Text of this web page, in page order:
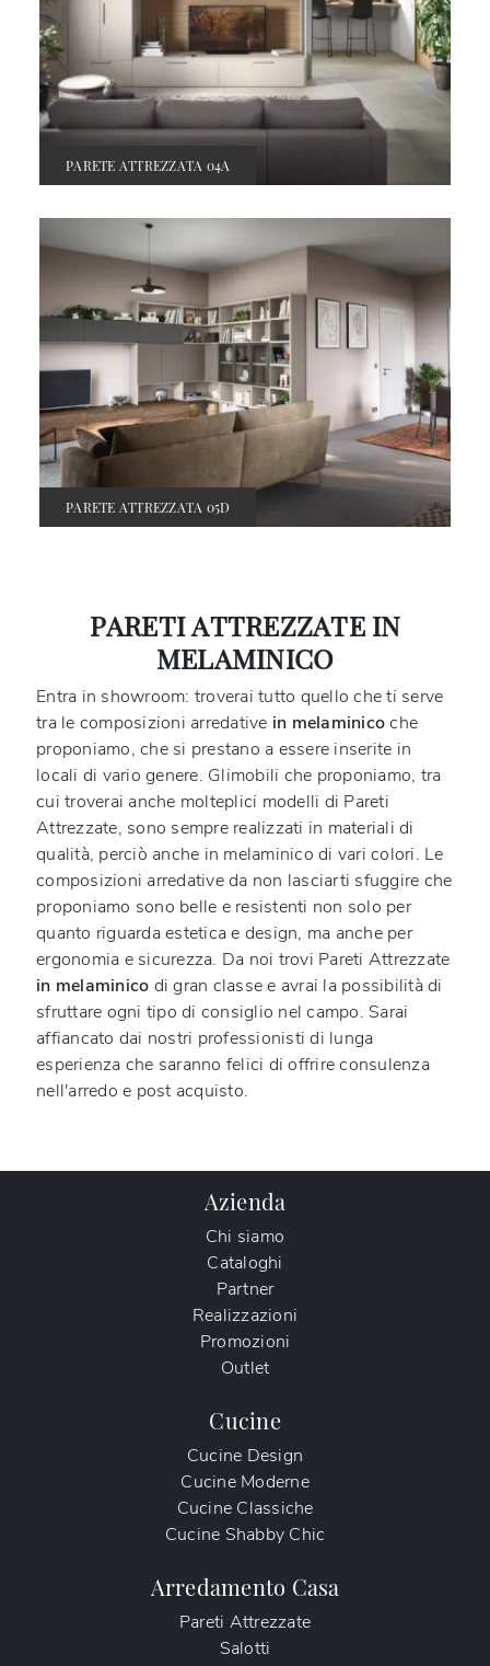
PARETE ATTREZZATA 04A
PARETE ATTREZZATA 05D
PARETI ATTREZZATE IN
MELAMINICO
Entra in showroom: troverai tutto quello che ti serve
tra le composizioni arredative in melaminicoche
proponiamo, che si prestano a essere inserite in
locali di vario genere. Glimobili che proponiamo, tra
cui troverai anche molteplici modelli di Pareti
Attrezzate, sono sempre realizzati in materiali di
qualità, perciò anche in melaminico di vari colori. Le
composizioni arredative da non lasciarti sfuggire che
proponiamo sono belle e resistenti non solo per
quanto riguarda estetica e design, ma anche per
ergonomia e sicurezza. Da noi trovi Pareti Attrezzate
in melaminico di gran classe e avrai la possibilità di
sfruttare ogni tipo di consiglio nel campo. Sarai
affiancato dai nostri professionisti di lunga
esperienza che saranno felici di offrire consulenza
nell'arredo e post acquisto.
Azienda
Chi siamo
Cataloghi
Partner
Realizzazioni
Promozioni
Outlet
Cucine
Cucine Design
Cucine Moderne
Cucine Classiche
Cucine Shabby Chic
Arredamento Casa
Pareti Attrezzate
Salotti